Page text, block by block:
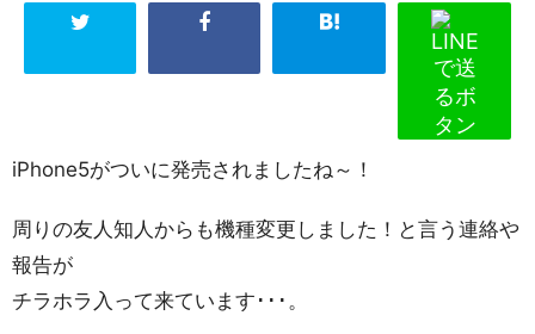
iPhone5がついに発売されましたね～！
周りの友人知人からも機種変更しました！と言う連絡や
報告が
チラホラ入って来ています･･･。